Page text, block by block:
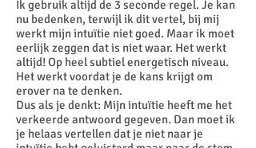
Ik gebruik altijd de 3 seconde regel. Je kan
nu bedenken, terwijl ik dit vertel, bij mij
werkt mijn intuïtie niet goed. Maar ik moet
eerlijk zeggen dat is niet waar. Het werkt
altijd! Op heel subtiel energetisch niveau.
Het werkt voordat je de kans krijgt om
erover na te denken.
Dus als je denkt: Mijn intuïtie heeft me het
verkeerde antwoord gegeven. Dan moet ik
je helaas vertellen dat je niet naar je